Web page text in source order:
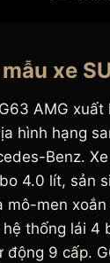
xe
AMG xuất
hình hạng
Benz.
4.0 lít, sản
mô-men
thống lái 4
động 9 cấp.